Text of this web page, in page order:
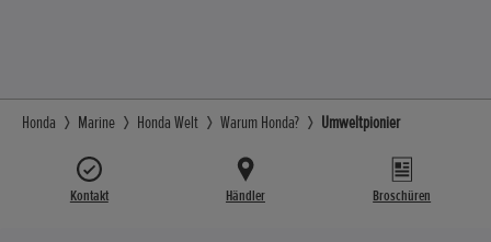
Honda Marine Honda Welt Warum Honda? Umweltpionier
Kontakt Händler Broschüren